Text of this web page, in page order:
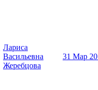
Лариса
Васильевна
Жеребцова
31 Мар